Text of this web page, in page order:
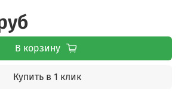
В корзину
Купить в 1 клик